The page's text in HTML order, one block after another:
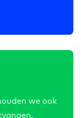
we ook